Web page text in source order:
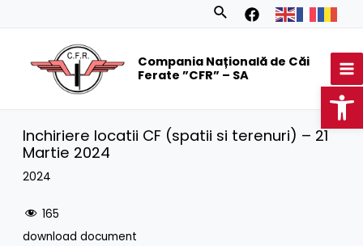
Search
Compania Națională de Căi
Ferate ”CFR” – SA
Inchiriere locatii CF (spatii si terenuri) – 21
Martie 2024
2024
165
download document